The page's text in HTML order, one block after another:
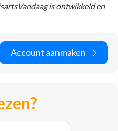
is ontwikkeld en
Account aanmaken